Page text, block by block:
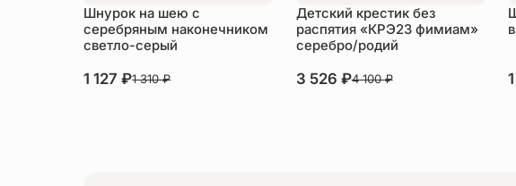
Шнурок на шею с
серебряным наконечником
светло-серый
1 127₽1 310₽
Детский крестик без
распятия «КРЭ23 фимиам»
серебро/родий
3 526 ₽4 100₽